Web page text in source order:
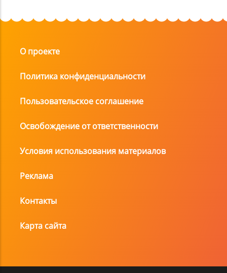
О проекте
Политика конфиденциальности
Пользовательское соглашение
Освобождение от ответственности
Условия использования материалов
Реклама
Контакты
Карта сайта